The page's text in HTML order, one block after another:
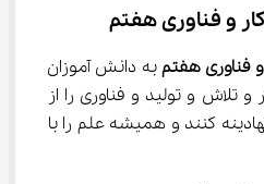
و فناوری هفتم
فناوری هفتم به دانش آموزان
تلاش و تولید و فناوری را از
کنند و همیشه علم را با